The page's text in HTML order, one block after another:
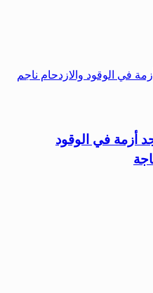
أزمة في الوقود